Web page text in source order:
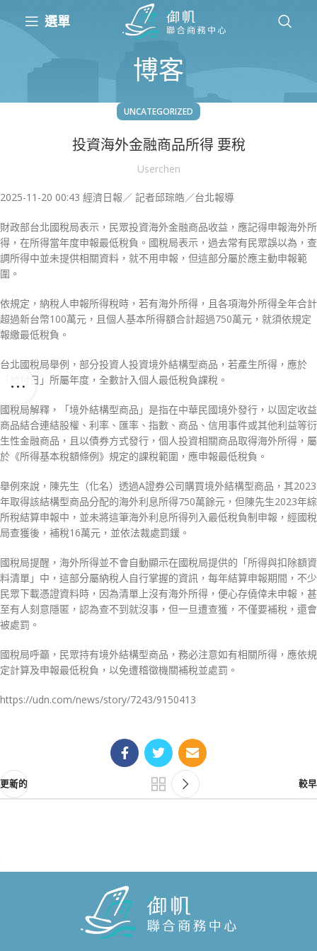
選單
博客
UNCATEGORIZED
投資海外金融商品所得 要稅
Userchen
2025-11-20 00:43 經濟日報／ 記者邱琮皓／台北報導
財政部台北國稅局表示，民眾投資海外金融商品收益，應記得申報海外所
得，在所得當年度申報最低稅負。國稅局表示，過去常有民眾誤以為，查
調所得中並未提供相關資料，就不用申報，但這部分屬於應主動申報範
圍。
依規定，納稅人申報所得稅時，若有海外所得，且各項海外所得全年合計
超過新台幣100萬元，且個人基本所得額合計超過750萬元，就須依規定
報繳最低稅負。
台北國稅局舉例，部分投資人投資境外結構型商品，若產生所得，應於
「給付日」所屬年度，全數計入個人最低稅負課稅。
國稅局解釋，「境外結構型商品」是指在中華民國境外發行，以固定收益
商品結合連結股權、利率、匯率、指數、商品、信用事件或其他利益等衍
生性金融商品，且以債券方式發行，個人投資相關商品取得海外所得，屬
於《所得基本稅額條例》規定的課稅範圍，應申報最低稅負。
舉例來說，陳先生（化名）透過A證券公司購買境外結構型商品，其2023
年取得該結構型商品分配的海外利息所得750萬餘元，但陳先生2023年綜
所稅結算申報中，並未將這筆海外利息所得列入最低稅負制申報，經國稅
局查獲後，補稅16萬元，並依法裁處罰鍰。
國稅局提醒，海外所得並不會自動顯示在國稅局提供的「所得與扣除額資
料清單」中，這部分屬納稅人自行掌握的資訊，每年結算申報期間，不少
民眾下載憑證資料時，因為清單上沒有海外所得，便心存僥倖未申報，甚
至有人刻意隱匿，認為查不到就沒事，但一旦遭查獲，不僅要補稅，還會
被處罰。
國稅局呼籲，民眾持有境外結構型商品，務必注意如有相關所得，應依規
定計算及申報最低稅負，以免遭稽徵機關補稅並處罰。
https://udn.com/news/story/7243/9150413
更新的 較早